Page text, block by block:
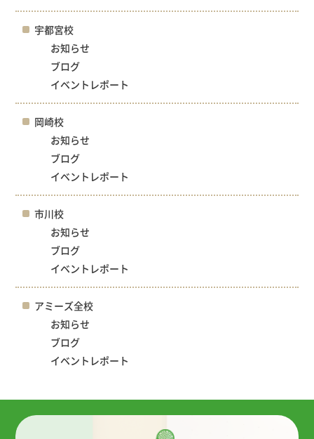
宇都宮校
お知らせ
ブログ
イベントレポート
岡崎校
お知らせ
ブログ
イベントレポート
市川校
お知らせ
ブログ
イベントレポート
アミーズ全校
お知らせ
ブログ
イベントレポート